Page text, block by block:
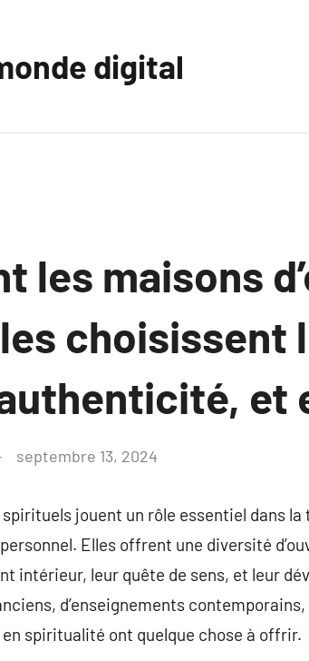
digital
les maisons
choisissent
et
septembre 13, 2024
jouent un rôle essentiel dans
Elles offrent une diversité
intérieur, leur quête de sens, et leur
d’enseignements
en spiritualité ont quelque chose à offrir.